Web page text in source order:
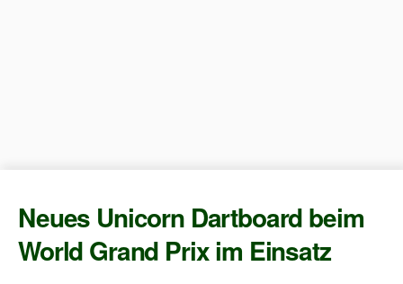
Neues Unicorn Dartboard beim
World Grand Prix im Einsatz